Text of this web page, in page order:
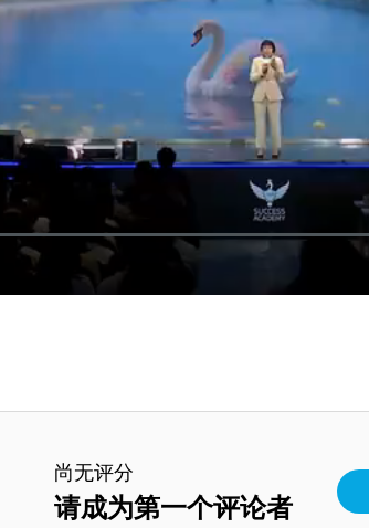
尚无评分
请成为第一个评论者